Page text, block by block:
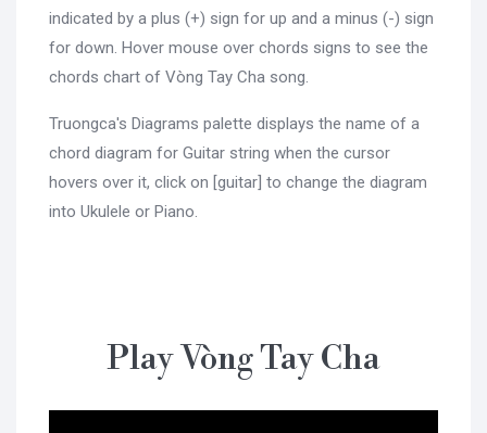
indicated by a plus (+) sign for up and a minus (-) sign
for down. Hover mouse over chords signs to see the
chords chart of Vòng Tay Cha song.
Truongca's Diagrams palette displays the name of a
chord diagram for Guitar string when the cursor
hovers over it, click on [guitar] to change the diagram
into Ukulele or Piano.
Play Vòng Tay Cha